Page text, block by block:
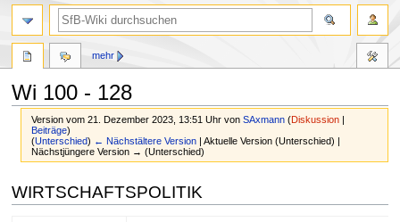
Wi 100 - 128
Version vom 21. Dezember 2023, 13:51 Uhr von SAxmann (Diskussion |
Beiträge)
(Unterschied) ← Nächstältere Version | Aktuelle Version (Unterschied) |
Nächstjüngere Version → (Unterschied)
Navigation
Suche
WIRTSCHAFTSPOLITIK
mehr